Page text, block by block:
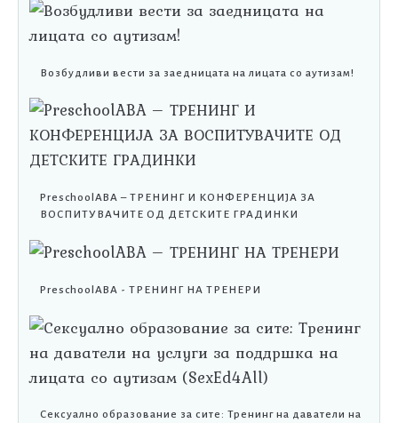
Возбудливи вести за заедницата на лицата со аутизам!
PreschoolABA – ТРЕНИНГ И КОНФЕРЕНЦИЈА ЗА
ВОСПИТУВАЧИТЕ ОД ДЕТСКИТЕ ГРАДИНКИ
PreschoolABA - ТРЕНИНГ НА ТРЕНЕРИ
Сексуално образование за сите: Тренинг на даватели на